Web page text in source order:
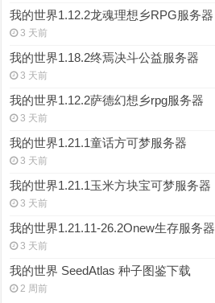
我的世界1.12.2龙魂理想乡RPG服务器
3 天前
我的世界1.18.2终焉决斗公益服务器
3 天前
我的世界1.12.2萨德幻想乡rpg服务器
3 天前
我的世界1.21.1童话方可梦服务器
3 天前
我的世界1.21.1玉米方块宝可梦服务器
3 天前
我的世界1.21.11-26.2Onew生存服务器
3 天前
我的世界 SeedAtlas 种子图鉴下载
2 周前